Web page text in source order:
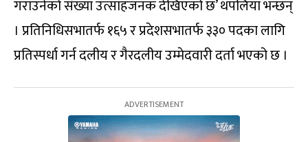
गराउनेको संख्या उत्साहजनक देखिएको छ’ थपलिया भन्छन्
। प्रतिनिधिसभातर्फ १६५ र प्रदेशसभातर्फ ३३० पदका लागि
प्रतिस्पर्धा गर्न दलीय र गैरदलीय उम्मेदवारी दर्ता भएको छ ।